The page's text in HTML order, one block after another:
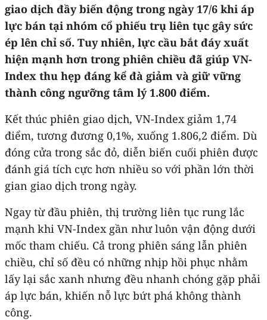
giao dịch đầy biến động trong ngày 17/6 khi áp
lực bán tại nhóm cổ phiếu trụ liên tục gây sức
ép lên chỉ số. Tuy nhiên, lực cầu bắt đáy xuất
hiện mạnh hơn trong phiên chiều đã giúp VN-
Index thu hẹp đáng kể đà giảm và giữ vững
thành công ngưỡng tâm lý 1.800 điểm.
Kết thúc phiên giao dịch, VN-Index giảm 1,74
điểm, tương đương 0,1%, xuống 1.806,2 điểm. Dù
đóng cửa trong sắc đỏ, diễn biến cuối phiên được
đánh giá tích cực hơn nhiều so với phần lớn thời
gian giao dịch trong ngày.
Ngay từ đầu phiên, thị trường liên tục rung lắc
mạnh khi VN-Index gần như luôn vận động dưới
mốc tham chiếu. Cả trong phiên sáng lẫn phiên
chiều, chỉ số đều có những nhịp hồi phục nhằm
lấy lại sắc xanh nhưng đều nhanh chóng gặp phải
áp lực bán, khiến nỗ lực bứt phá không thành
công.